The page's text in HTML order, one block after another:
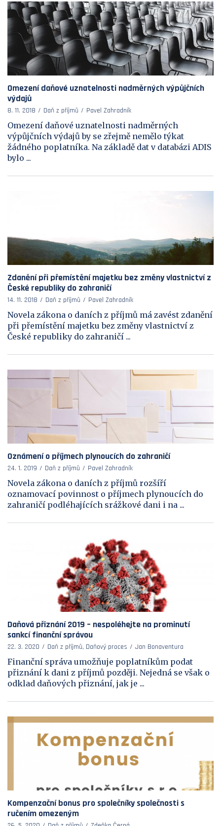
Omezení daňové uznatelnosti nadměrných výpůjčních
výdajů
8. 11. 2018 Daň z příjmů Pavel Zahradník
Omezení daňové uznatelnosti nadměrných
výpůjčních výdajů by se zřejmě nemělo týkat
žádného poplatníka. Na základě dat v databázi ADIS
bylo ...
Zdanění při přemístění majetku bez změny vlastnictví z
České republiky do zahraničí
14. 11. 2018 Daň z příjmů Pavel Zahradník
Novela zákona o daních z příjmů má zavést zdanění
při přemístění majetku bez změny vlastnictví z
České republiky do zahraničí ...
Oznámení o příjmech plynoucích do zahraničí
24. 1. 2019 Daň z příjmů Pavel Zahradník
Novela zákona o daních z příjmů rozšíří
oznamovací povinnost o příjmech plynoucích do
zahraničí podléhajících srážkové dani i na ...
Daňová přiznání 2019 – nespoléhejte na prominutí
sankcí finanční správou
22. 3. 2020 Daň z příjmů, Daňový proces Jan Bonaventura
Finanční správa umožňuje poplatníkům podat
přiznání k dani z příjmů později. Nejedná se však o
odklad daňových přiznání, jak je ...
Kompenzační bonus pro společníky společnosti s
ručením omezeným